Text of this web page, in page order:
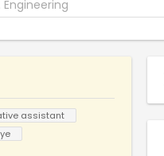
assistant